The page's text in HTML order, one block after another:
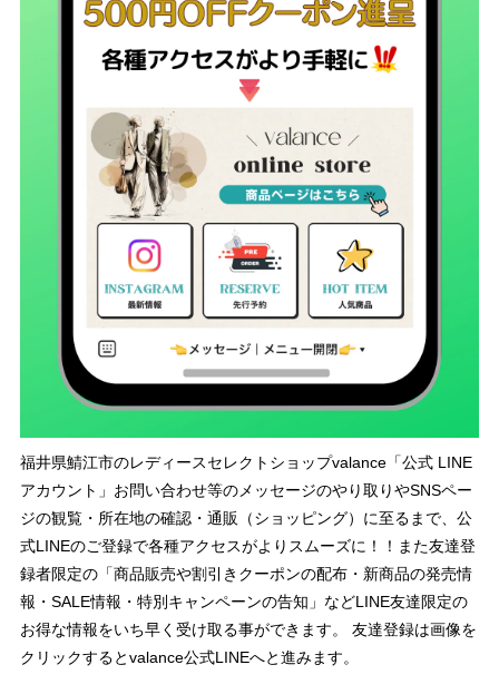
福井県鯖江市のレディースセレクトショップvalance「公式 LINE
アカウント」お問い合わせ等のメッセージのやり取りやSNSペー
ジの観覧・所在地の確認・通販（ショッピング）に至るまで、公
式LINEのご登録で各種アクセスがよりスムーズに！！また友達登
録者限定の「商品販売や割引きクーポンの配布・新商品の発売情
報・SALE情報・特別キャンペーンの告知」などLINE友達限定の
お得な情報をいち早く受け取る事ができます。 友達登録は画像を
クリックするとvalance公式LINEへと進みます。